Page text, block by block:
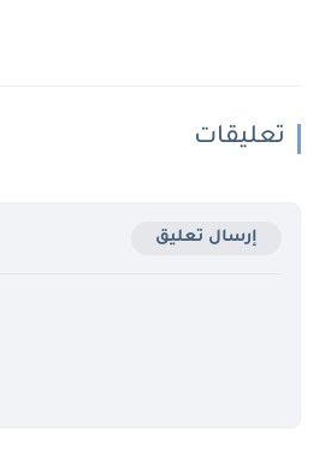
تعليقات
إرسال تعليق